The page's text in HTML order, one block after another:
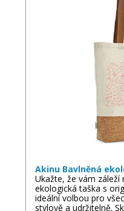
Akinu Bavlněná
Ukažte, že vám záleží
ekologická taška s
ideální volbou pro
stylově a udržitelně.